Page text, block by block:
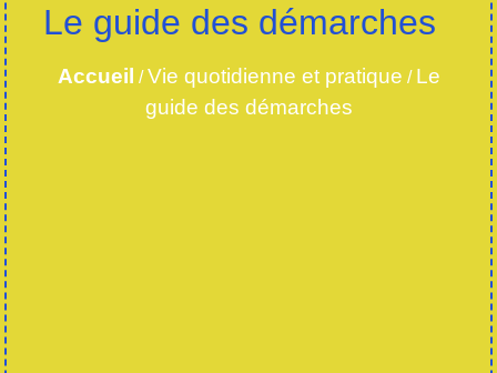
Le guide des démarches
Accueil /Vie quotidienne et pratique / Le
guide des démarches